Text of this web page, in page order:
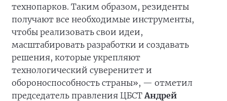
технопарков. Таким образом, резиденты
получают все необходимые инструменты,
чтобы реализовать свои идеи,
масштабировать разработки и создавать
решения, которые укрепляют
технологический суверенитет и
обороноспособность страны», — отметил
председатель правления ЦБСТ Андрей